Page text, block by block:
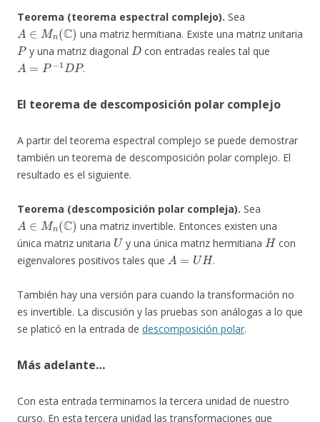
Teorema (teorema espectral complejo). Sea
A∈Mn(C)
una matriz hermitiana. Existe una matriz unitaria
P
y una matriz diagonal
D
con entradas reales tal que
A =P−1 DP
.
El teorema de descomposición polar complejo
A partir del teorema espectral complejo se puede demostrar
también un teorema de descomposición polar complejo. El
resultado es el siguiente.
Teorema (descomposición polar compleja). Sea
A∈Mn(C)
una matriz invertible. Entonces existen una
única matriz unitaria
U
y una única matriz hermitiana
H
con
eigenvalores positivos tales que
A=UH
.
También hay una versión para cuando la transformación no
es invertible. La discusión y las pruebas son análogas a lo que
se platicó en la entrada de descomposición polar.
Más adelante…
Con esta entrada terminamos la tercera unidad de nuestro
curso. En esta tercera unidad las transformaciones que